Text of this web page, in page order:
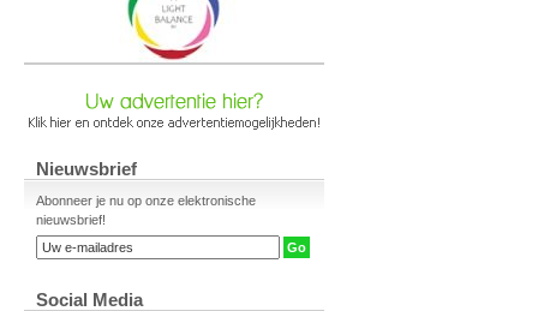
Nieuwsbrief
Abonneer je nu op onze elektronische
nieuwsbrief!
Social Media